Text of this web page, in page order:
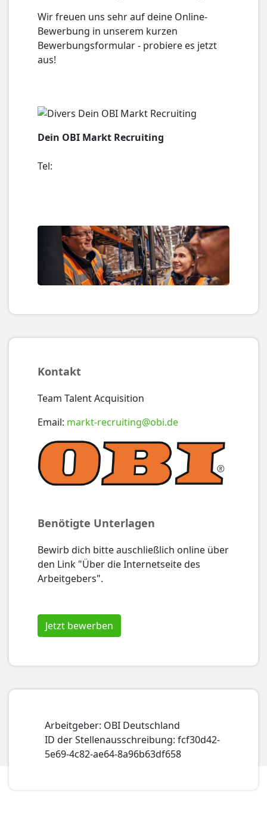
Wir freuen uns sehr auf deine Online-
Bewerbung in unserem kurzen
Bewerbungsformular - probiere es jetzt
aus!
Dein OBI Markt Recruiting
Tel:
Kontakt
Team Talent Acquisition
Email: markt-recruiting@obi.de
Benötigte Unterlagen
Bewirb dich bitte auschließlich online über
den Link "Über die Internetseite des
Arbeitgebers".
Jetzt bewerben
Arbeitgeber: OBI Deutschland
ID der Stellenausschreibung: fcf30d42-
5e69-4c82-ae64-8a96b63df658